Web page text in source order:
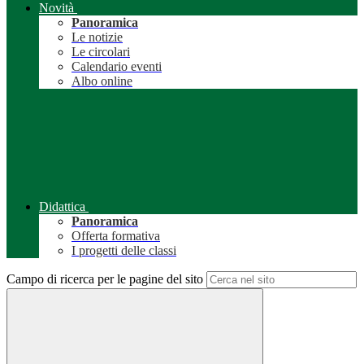
Novità
Panoramica
Le notizie
Le circolari
Calendario eventi
Albo online
Didattica
Panoramica
Offerta formativa
I progetti delle classi
Campo di ricerca per le pagine del sito